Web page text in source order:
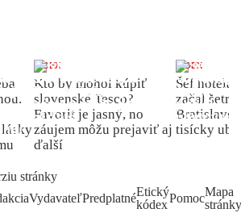
INDEX
Kto by mohol kúpiť
slovenské Tesco?
Favorit je jasný, no
záujem môžu prejaviť aj
ďalší
INDEX
Šéf
začal
Bratislave
tisícky
stránky
VydavateľPredplatnéEtický
kódexPomocMapa
stránky